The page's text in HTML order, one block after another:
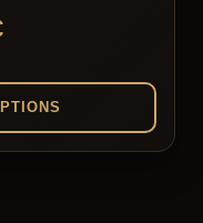
Plage
prix :
89,00 €
à